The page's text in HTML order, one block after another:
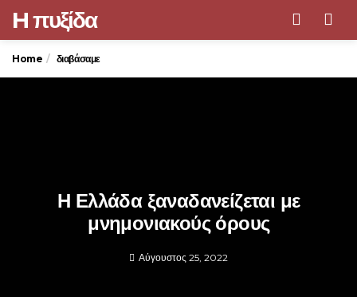
H πυξίδα
Home διαβάσαμε
Η Ελλάδα ξαναδανείζεται με
μνημονιακούς όρους
Αύγουστος 25, 2022